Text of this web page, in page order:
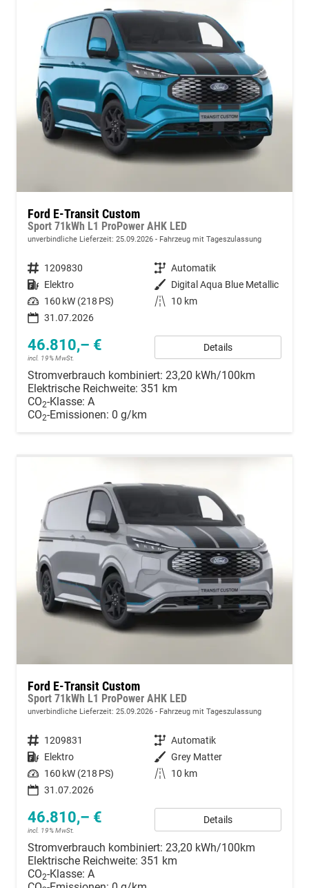
Ford E-Transit Custom
Sport 71kWh L1 ProPower AHK LED
unverbindliche Lieferzeit: 25.09.2026 Fahrzeug mit Tageszulassung
Fahrzeugnummer 1209830 Getriebe Automatik
Kraftstoff Elektro Außenfarbe Digital Aqua Blue Metallic
Leistung 160 kW (218 PS) Kilometerstand
10 km
31.07.2026
46.810,– €
incl. 19% MwSt.
Details
Stromverbrauch kombiniert: 23,20 kWh/100km
Elektrische Reichweite: 351 km
CO2-Klasse: A
CO2-Emissionen: 0 g/km
Ford E-Transit Custom
Sport 71kWh L1 ProPower AHK LED
unverbindliche Lieferzeit: 25.09.2026 Fahrzeug mit Tageszulassung
Fahrzeugnummer 1209831 Getriebe Automatik
Kraftstoff Elektro Außenfarbe Grey Matter
Leistung 160 kW (218 PS) Kilometerstand
10 km
31.07.2026
46.810,– €
incl. 19% MwSt.
Details
Stromverbrauch kombiniert: 23,20 kWh/100km
Elektrische Reichweite: 351 km
CO2-Klasse: A